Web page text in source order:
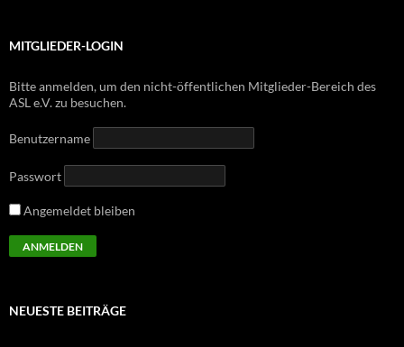
MITGLIEDER-LOGIN
Bitte anmelden, um den nicht-öffentlichen Mitglieder-Bereich des
ASL e.V. zu besuchen.
Benutzername
Passwort
Angemeldet bleiben
NEUESTE BEITRÄGE